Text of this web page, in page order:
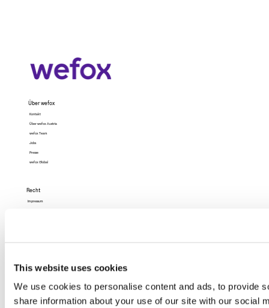
This website uses cookies
We use cookies to personalise content and ads, to provide
share information about your use of our site with our social
Über wefox
Kontakt
Über wefox Austria
wefox Team
Jobs
Presse
wefox Global
Recht
Impressum